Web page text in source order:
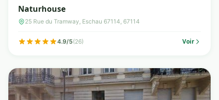
Naturhouse
25 Rue du Tramway, Eschau 67114, 67114
4.9/5(26) Voir